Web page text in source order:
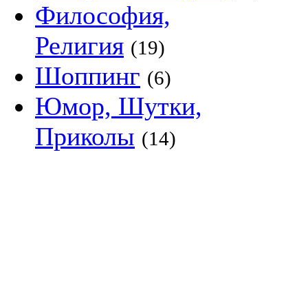
Философия,
Религия (19)
Шоппинг (6)
Юмор, Шутки,
Приколы (14)